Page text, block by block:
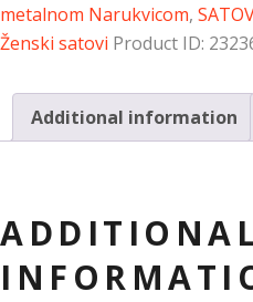
metalnom Narukvicom,
Ženski satovi Product ID:
Additional information
ADDITIONAL